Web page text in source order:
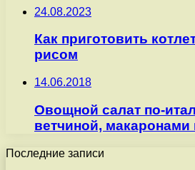
24.08.2023
Как приготовить
рисом
14.06.2018
Овощной салат по-
ветчиной,
Последние записи